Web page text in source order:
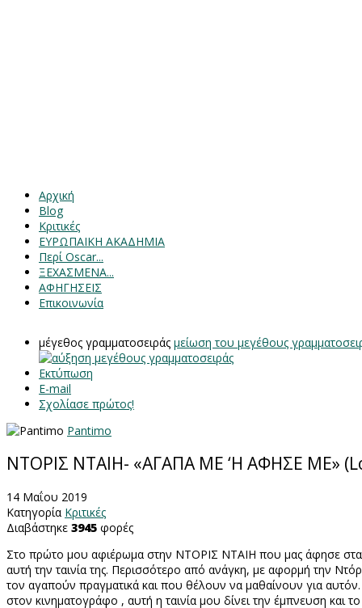
Αρχική
Blog
Κριτικές
ΕΥΡΩΠΑΙΚΗ ΑΚΑΔΗΜΙΑ
Περί Oscar...
ΞΕΧΑΣΜΕΝΑ...
ΑΦΗΓΗΣΕΙΣ
Επικοινωνία
μέγεθος γραμματοσειράς μείωση του μεγέθους
Εκτύπωση
E-mail
Σχολίασε πρώτος!
Pantimo
ΝΤΟΡΙΣ ΝΤΑΙΗ- «ΑΓΑΠΑ ΜΕ ‘Η ΑΦΗΣΕ ΜΕ»
14 Μαΐου 2019
Κατηγορία Κριτικές
Διαβάστηκε 3945 φορές
Στο πρώτο μου αφιέρωμα στην ΝΤΟΡΙΣ ΝΤΑΙΗ που μας άφησε στα
αυτή την ταινία της. Περισσότερο από ανάγκη, με αφορμή την
τον αγαπούν πραγματικά και που θέλουν να μαθαίνουν για
στον κινηματογράφο , αυτή η ταινία μου δίνει την έμπνευση και